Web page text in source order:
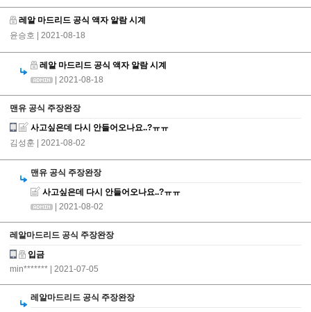
레알 마드리드 공식 액자 알람 시계
윤승호
| 2021-08-18
레알 마드리드 공식 액자 알람 시계
| 2021-08-18
맨유 공식 주장완장
사고싶은데 다시 안들어오나요..?ㅠㅠ
김성훈
| 2021-08-02
맨유 공식 주장완장
사고싶은데 다시 안들어오나요..?ㅠㅠ
| 2021-08-02
레알마드리드 공식 주장완장
입금
min*******
| 2021-07-05
레알마드리드 공식 주장완장